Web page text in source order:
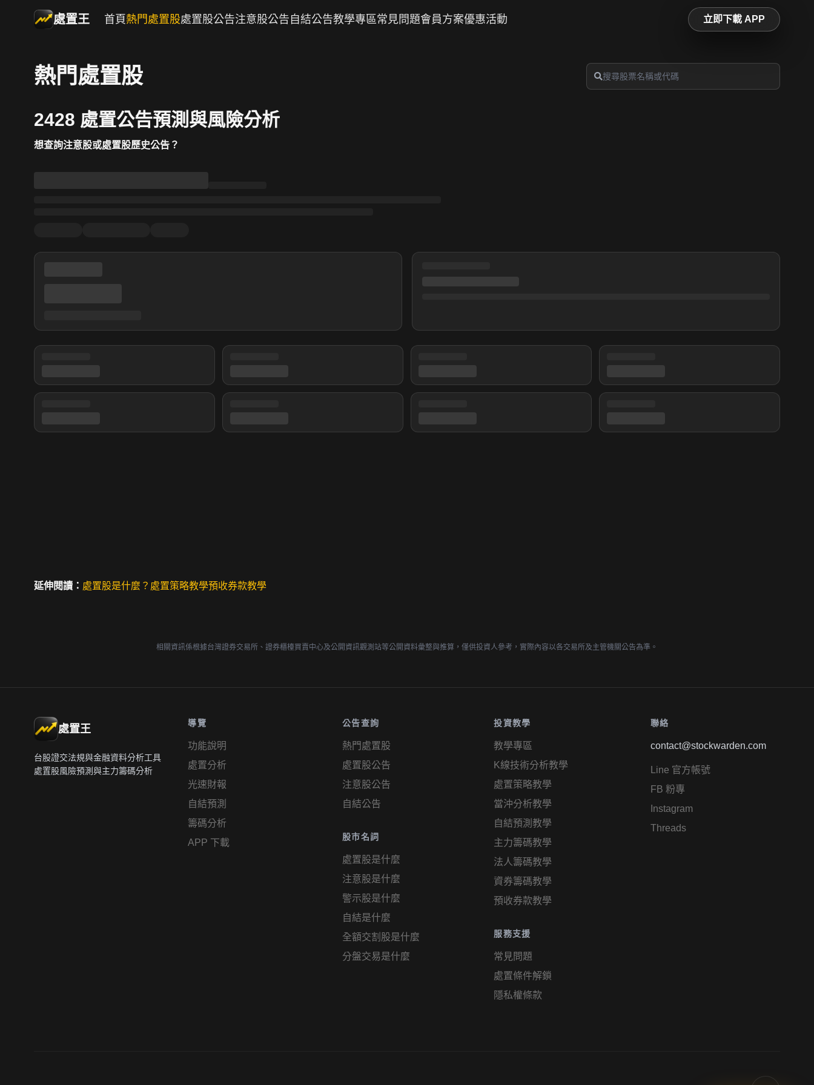
處置王 首頁 熱門處置股處置股公告注意股公告 自結公告教學專區常見問題會員方案優惠活動 立即下載 APP
熱門處置股
2428 處置公告預測與風險分析
想查詢注意股或處置股歷史公告？
延伸閱讀： 處置股是什麼？ 處置策略教學預收券款教學
相關資訊係根據台灣證券交易所、證券櫃檯買賣中心及公開資訊觀測站等公開資料彙整與推算，僅供投資人參考，實際內容以各交易所及主管機關公告為準。
處置王
台股證交法規與金融資料分析工具
處置股風險預測與主力籌碼分析
導覽
功能說明
處置分析
光速財報
自結預測
籌碼分析
APP 下載
公告查詢
熱門處置股
處置股公告
注意股公告
自結公告
股市名詞
處置股是什麼
注意股是什麼
警示股是什麼
自結是什麼
全額交割股是什麼
分盤交易是什麼
投資教學
教學專區
K線技術分析教學
處置策略教學
當沖分析教學
自結預測教學
主力籌碼教學
法人籌碼教學
資券籌碼教學
預收券款教學
服務支援
常見問題
處置條件解鎖
隱私權條款
聯絡
contact@stockwarden.com
Line 官方帳號
FB 粉專
Instagram
Threads